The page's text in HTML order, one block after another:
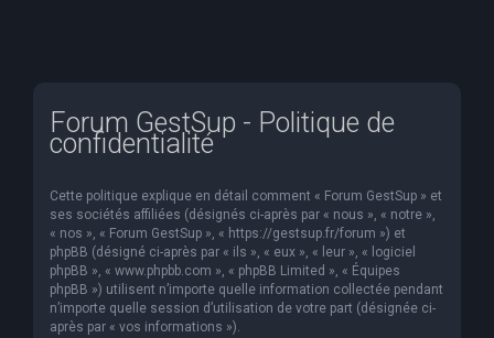
Forum GestSup - Politique de
confidentialité
Cette politique explique en détail comment « Forum GestSup » et
ses sociétés affiliées (désignés ci-après par « nous », « notre »,
« nos », « Forum GestSup », « https://gestsup.fr/forum ») et
phpBB (désigné ci-après par « ils », « eux », « leur », « logiciel
phpBB », « www.phpbb.com », « phpBB Limited », « Équipes
phpBB ») utilisent n’importe quelle information collectée pendant
n’importe quelle session d’utilisation de votre part (désignée ci-
après par « vos informations »).